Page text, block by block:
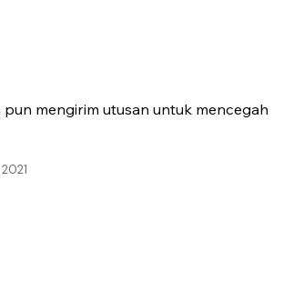
mengirim utusan untuk mencegah
2021